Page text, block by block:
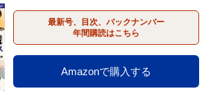
最新号、目次、バックナンバー
年間購読はこちら
Amazonで購入する